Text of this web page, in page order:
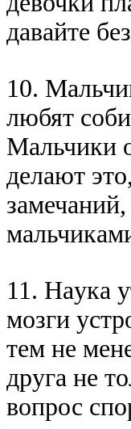
давайте
10.
любят
Мальчики
делают
11. Hаyка
мозги
тем не
дpyга не
вопpос